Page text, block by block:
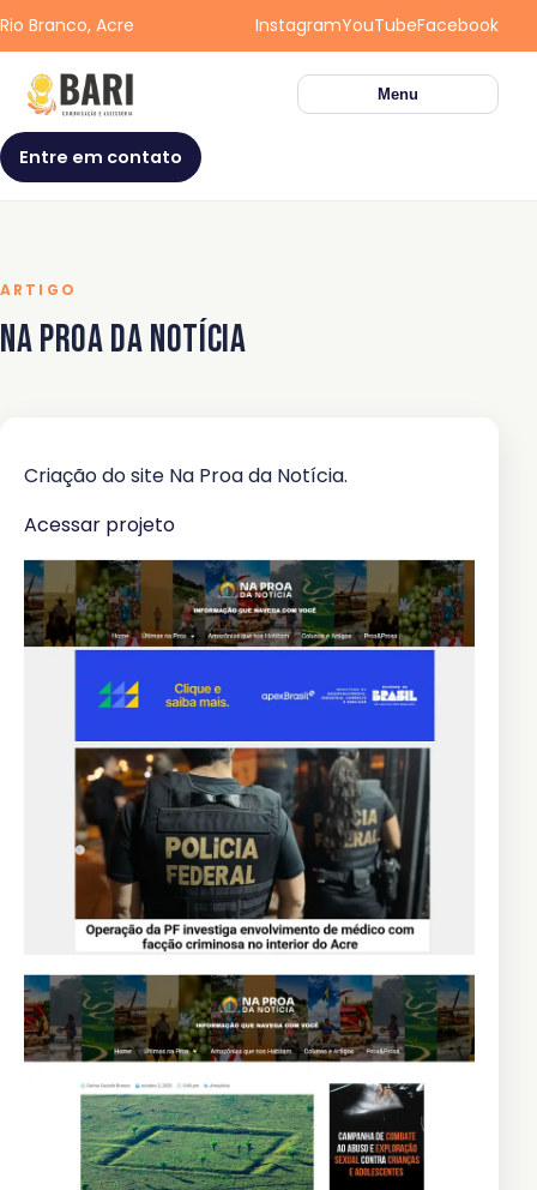
Rio Branco, Acre InstagramYouTubeFacebook
Menu
Entre em contato
ARTIGO
Na Proa da Notícia
Criação do site Na Proa da Notícia.
Acessar projeto